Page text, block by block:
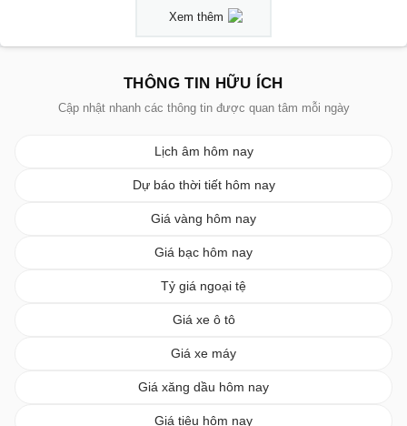
Xem thêm
THÔNG TIN HỮU ÍCH
Cập nhật nhanh các thông tin được quan tâm mỗi ngày
Lịch âm hôm nay
Dự báo thời tiết hôm nay
Giá vàng hôm nay
Giá bạc hôm nay
Tỷ giá ngoại tệ
Giá xe ô tô
Giá xe máy
Giá xăng dầu hôm nay
Giá tiêu hôm nay